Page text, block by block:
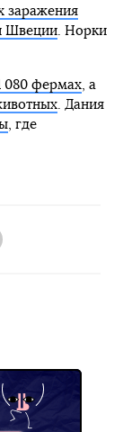
заражения
Швеции. Норки
080 фермах, а
. Дания
, где